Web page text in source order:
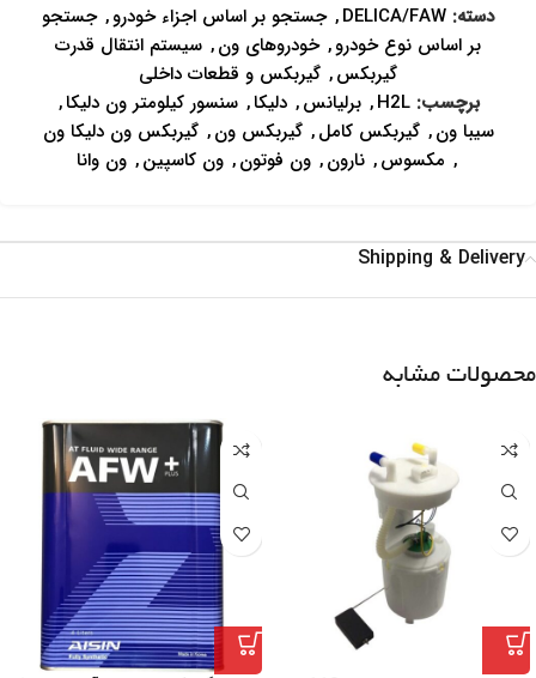
دسته: DELICA/FAW
, جستجو بر اساس اجزاء خودرو, جستجو
بر اساس نوع خودرو, خودروهای ون, سیستم انتقال قدرت
گیربکس, گیربکس و قطعات داخلی
برچسب: H2L
, برلیانس, دلیکا, سنسور کیلومتر ون دلیکا,
سیبا ون, گیربکس کامل, گیربکس ون, گیربکس ون دلیکا ون
, مکسوس, نارون, ون فوتون, ون کاسپین, ون وانا
Shipping & Delivery
محصولات مشابه